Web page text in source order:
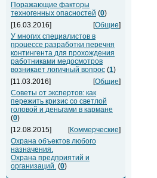
Поражающие факторы
техногенных опасностей (0)
[16.03.2016]
[Общие]
У многих специалистов в
процессе разработки перечня
контингента для прохождения
работниками медосмотров
возникает логичный вопрос (1)
[11.03.2016]
[Общие]
Советы от экспертов: как
пережить кризис со светлой
головой и деньгами в кармане
(0)
[12.08.2015]
[Коммерческие]
Охрана объектов любого
назначения.
Охрана предприятий и
организаций. (0)